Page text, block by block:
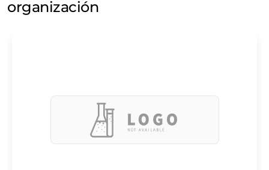
organización